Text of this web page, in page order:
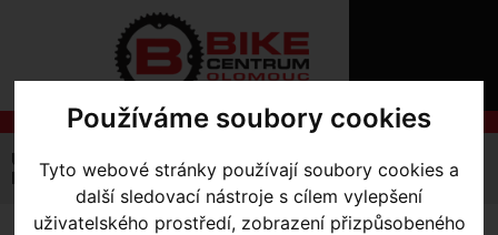
Používáme soubory cookies
Tyto webové stránky používají soubory cookies a
další sledovací nástroje s cílem vylepšení
uživatelského prostředí, zobrazení přizpůsobeného
O
NÁSO
NÁKUPU
SLUŽBY
Úvodní strana Výbava pro kolo
Cyklocomputery
Příslušenství
Magene L508 Bike Tail Light Saddle Bracket